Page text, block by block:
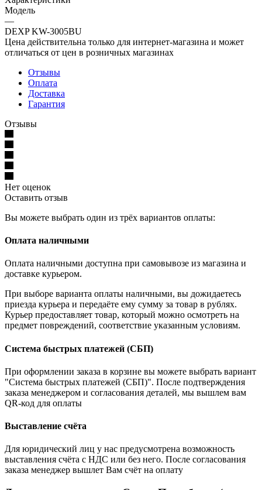
Модель
—
DEXP KW-3005BU
Цена действительна только для интернет-магазина и может
отличаться от цен в розничных магазинах
Отзывы
Оплата
Доставка
Гарантия
Отзывы
Нет оценок
Оставить отзыв
Вы можете выбрать один из трёх вариантов оплаты:
Оплата наличными
Оплата наличными доступна при самовывозе из магазина и
доставке курьером.
При выборе варианта оплаты наличными, вы дожидаетесь
приезда курьера и передаёте ему сумму за товар в рублях.
Курьер предоставляет товар, который можно осмотреть на
предмет повреждений, соответствие указанным условиям.
Система быстрых платежей (СБП)
При оформлении заказа в корзине вы можете выбрать вариант
"Система быстрых платежей (СБП)". После подтверждения
заказа менеджером и согласования деталей, мы вышлем вам
QR-код для оплаты
Выставление счёта
Для юридический лиц у нас предусмотрена возможность
выставления счёта с НДС или без него. После согласования
заказа менеджер вышлет Вам счёт на оплату